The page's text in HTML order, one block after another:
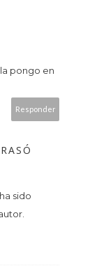
pongo en
Responder
sido